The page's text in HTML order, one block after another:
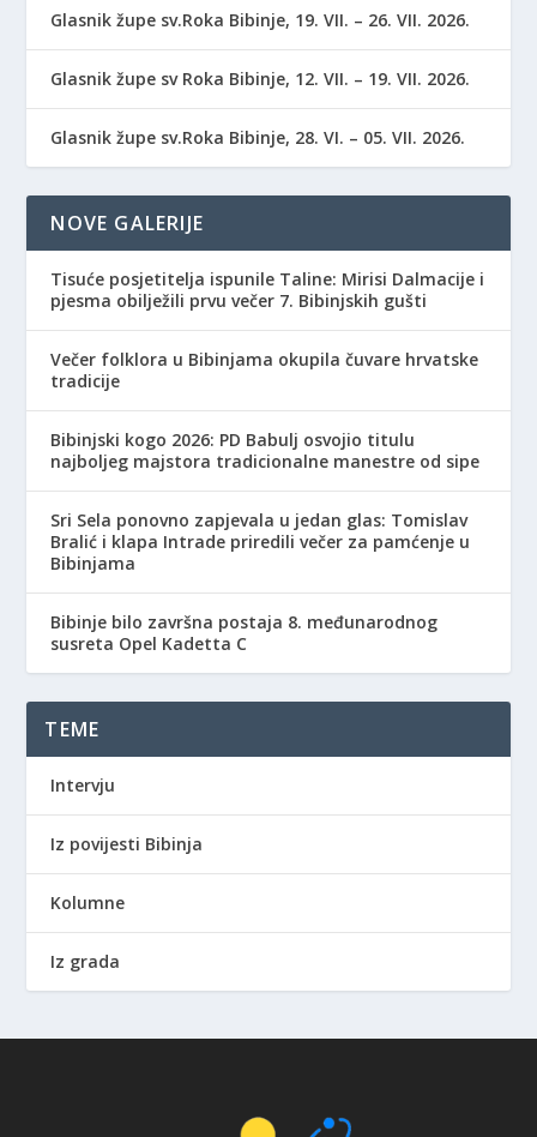
Glasnik župe sv.Roka Bibinje, 19. VII. – 26. VII. 2026.
Glasnik župe sv Roka Bibinje, 12. VII. – 19. VII. 2026.
Glasnik župe sv.Roka Bibinje, 28. VI. – 05. VII. 2026.
NOVE GALERIJE
Tisuće posjetitelja ispunile Taline: Mirisi Dalmacije i
pjesma obilježili prvu večer 7. Bibinjskih gušti
Večer folklora u Bibinjama okupila čuvare hrvatske
tradicije
Bibinjski kogo 2026: PD Babulj osvojio titulu
najboljeg majstora tradicionalne manestre od sipe
Sri Sela ponovno zapjevala u jedan glas: Tomislav
Bralić i klapa Intrade priredili večer za pamćenje u
Bibinjama
Bibinje bilo završna postaja 8. međunarodnog
susreta Opel Kadetta C
TEME
Intervju
Iz povijesti Bibinja
Kolumne
Iz grada